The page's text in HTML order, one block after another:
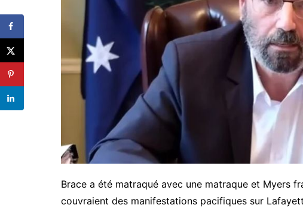
Brace a été matraqué avec une matraque et Myers
couvraient des manifestations pacifiques sur